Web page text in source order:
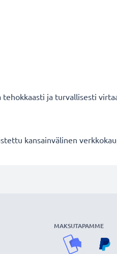
tehokkaasti ja turvallisesti
kansainvälinen
MAKSUTAPAMME